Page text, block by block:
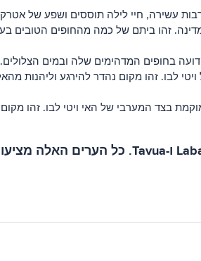
עשירה, חיי לילה תוססים ושפע של
זהו ביתם של כמה מהחופים הטובים
לבו. זהו מקום נהדר להירגע וליהנות
בצד המערבי של האי ויטי לבו. זהו